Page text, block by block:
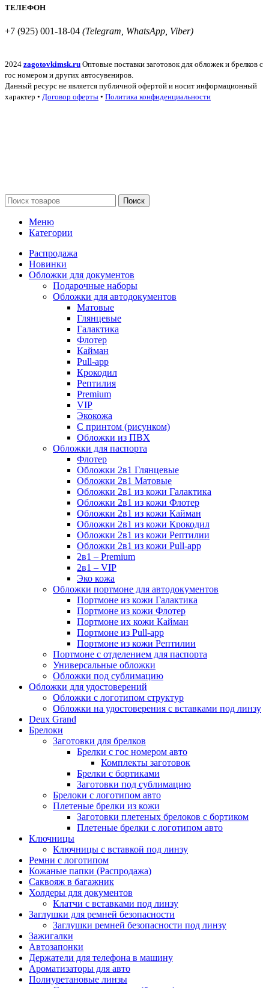
ТЕЛЕФОН
+7 (925) 001-18-04 (Telegram, WhatsApp, Viber)
2024 zagotovkimsk.ru Оптовые поставки заготовок для обложек и брелков с
гос номером и других автосувениров.
Данный ресурс не является публичной офертой и носит информационный
характер • Договор оферты • Политика конфиденциальности
Поиск
Меню
Категории
Распродажа
Новинки
Обложки для документов
Подарочные наборы
Обложки для автодокументов
Матовые
Глянцевые
Галактика
Флотер
Кайман
Pull-app
Крокодил
Рептилия
Premium
VIP
Экокожа
С принтом (рисунком)
Обложки из ПВХ
Обложки для паспорта
Флотер
Обложки 2в1 Глянцевые
Обложки 2в1 Матовые
Обложки 2в1 из кожи Галактика
Обложки 2в1 из кожи Флотер
Обложки 2в1 из кожи Кайман
Обложки 2в1 из кожи Крокодил
Обложки 2в1 из кожи Рептилии
Обложки 2в1 из кожи Pull-app
2в1 – Premium
2в1 – VIP
Эко кожа
Обложки портмоне для автодокументов
Портмоне из кожи Галактика
Портмоне из кожи Флотер
Портмоне их кожи Кайман
Портмоне из Pull-app
Портмоне из кожи Рептилии
Портмоне с отделением для паспорта
Универсальные обложки
Обложки под сублимацию
Обложки для удостоверений
Обложки с логотипом структур
Обложки на удостоверения с вставками под линзу
Deux Grand
Брелоки
Заготовки для брелков
Брелки с гос номером авто
Комплекты заготовок
Брелки с бортиками
Заготовки под сублимацию
Брелоки с логотипом авто
Плетеные брелки из кожи
Заготовки плетеных брелоков с бортиком
Плетеные брелки с логотипом авто
Ключницы
Ключницы с вставкой под линзу
Ремни с логотипом
Кожаные папки (Распродажа)
Саквояж в багажник
Холдеры для документов
Клатчи с вставками под линзу
Заглушки для ремней безопасности
Заглушки ремней безопасности под линзу
Зажигалки
Автозапонки
Держатели для телефона в машину
Ароматизаторы для авто
Полиуретановые линзы